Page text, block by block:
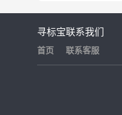
寻标宝
首页
联系我们
联系客服